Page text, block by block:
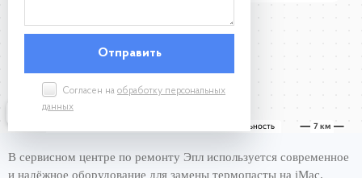
Согласен на обработку персональных
данных
В сервисном центре по ремонту Эпл используется современное
и надёжное оборудование для замены термопасты на iMac.